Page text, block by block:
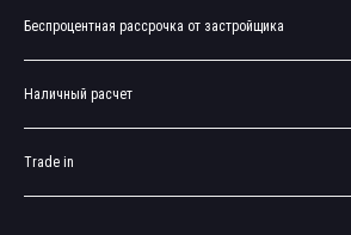
Беспроцентная рассрочка от застройщика
Наличный расчет
Trade in
Нажимая кнопку «Отправить», вы даете согласие
на обработку персональных данных